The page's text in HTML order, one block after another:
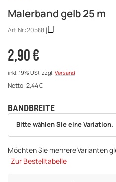
Malerband gelb 25 m
Art.Nr.:20588
2,90 €
inkl. 19% USt. zzgl. Versand
Netto:2,44€
BANDBREITE
wählen
Bitte wählen Sie eine Variation.
Möchten Sie mehrere Varianten
Zur Bestelltabelle